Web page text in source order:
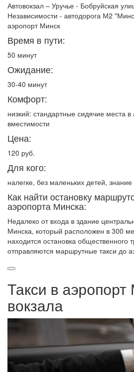
Автовокзал – Уручье - Бобруйская
Независимости - автодорога М2
аэропорт Минск
Время в пути:
50 минут
Ожидание:
30-40 минут
Комфорт:
низкий: стандартные сидячие места
вместимости
Цена:
120 руб.
Для кого:
налегке, без маленьких детей,
Как найти остановку
аэропорта Минска:
Недалеко от входа в здание
Минска, который расположен в 300
находится остановка общественного
отправляются маршрутные такси до
Такси в
вокзала